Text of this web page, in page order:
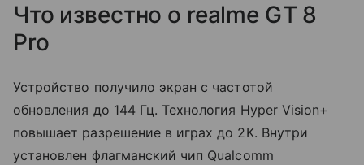
Что известно о realme GT 8
Pro
Устройство получило экран с частотой
обновления до 144 Гц. Технология Hyper Vision+
повышает разрешение в играх до 2K. Внутри
установлен флагманский чип Qualcomm